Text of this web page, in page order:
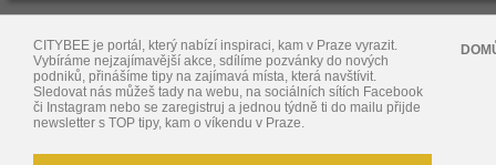
CITYBEE je portál, který nabízí inspiraci, kam v Praze vyrazit.
Vybíráme nejzajímavější akce, sdílíme pozvánky do nových
podniků, přinášíme tipy na zajímavá místa, která navštívit.
Sledovat nás můžeš tady na webu, na sociálních sítích Facebook
či Instagram nebo se zaregistruj a jednou týdně ti do mailu přijde
newsletter s TOP tipy, kam o víkendu v Praze.